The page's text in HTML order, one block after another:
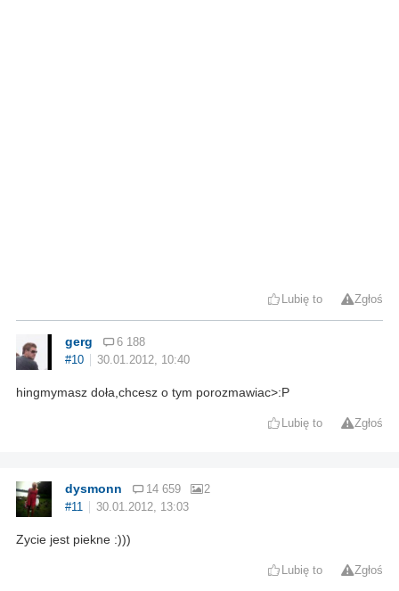
Lubię to Zgłoś
gerg
6 188
#10
30.01.2012, 10:40
hingmymasz doła,chcesz o tym porozmawiac>:P
Lubię to Zgłoś
dysmonn 14 659
2
#11
30.01.2012, 13:03
Zycie jest piekne :)))
Lubię to Zgłoś